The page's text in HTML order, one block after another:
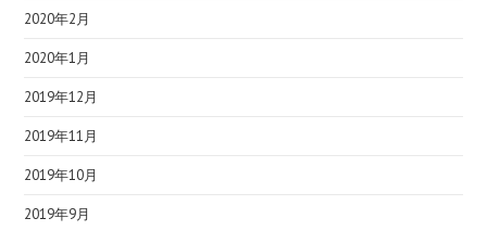
2020年2月
2020年1月
2019年12月
2019年11月
2019年10月
2019年9月